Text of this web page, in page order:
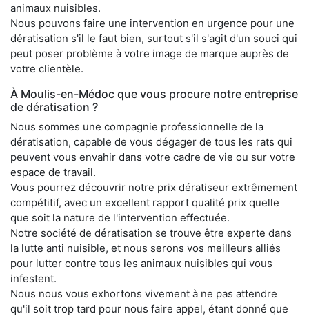
animaux nuisibles.
Nous pouvons faire une intervention en urgence pour une
dératisation s'il le faut bien, surtout s'il s'agit d'un souci qui
peut poser problème à votre image de marque auprès de
votre clientèle.
À Moulis-en-Médoc que vous procure notre entreprise
de dératisation ?
Nous sommes une compagnie professionnelle de la
dératisation, capable de vous dégager de tous les rats qui
peuvent vous envahir dans votre cadre de vie ou sur votre
espace de travail.
Vous pourrez découvrir notre prix dératiseur extrêmement
compétitif, avec un excellent rapport qualité prix quelle
que soit la nature de l'intervention effectuée.
Notre société de dératisation se trouve être experte dans
la lutte anti nuisible, et nous serons vos meilleurs alliés
pour lutter contre tous les animaux nuisibles qui vous
infestent.
Nous nous vous exhortons vivement à ne pas attendre
qu'il soit trop tard pour nous faire appel, étant donné que